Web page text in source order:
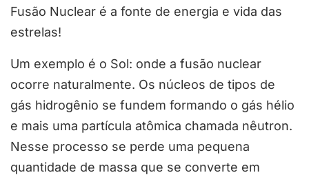
Fusão Nuclear é a fonte de energia e vida das
estrelas!
Um exemplo é o Sol: onde a fusão nuclear
ocorre naturalmente. Os núcleos de tipos de
gás hidrogênio se fundem formando o gás hélio
e mais uma partícula atômica chamada nêutron.
Nesse processo se perde uma pequena
quantidade de massa que se converte em